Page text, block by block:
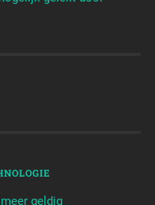
geldig